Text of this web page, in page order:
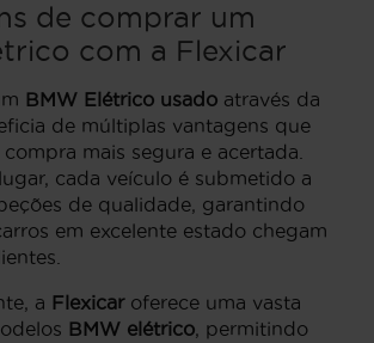
de comprar um
com a Flexicar
BMW Elétrico usado através da
de múltiplas vantagens que
mais segura e acertada.
cada veículo é submetido a
de qualidade, garantindo
em excelente estado chegam
a Flexicaroferece uma vasta
BMW elétrico, permitindo